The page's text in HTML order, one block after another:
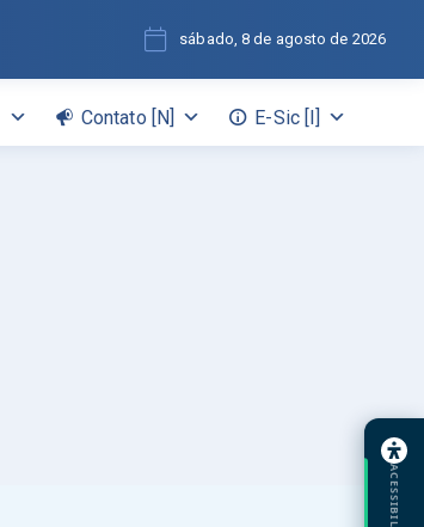
Contato [N] E-Sic [I]
sábado, 8 de agosto de 2026